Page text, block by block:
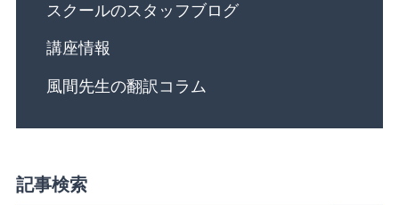
スクールのスタッフブログ
講座情報
風間先生の翻訳コラム
記事検索